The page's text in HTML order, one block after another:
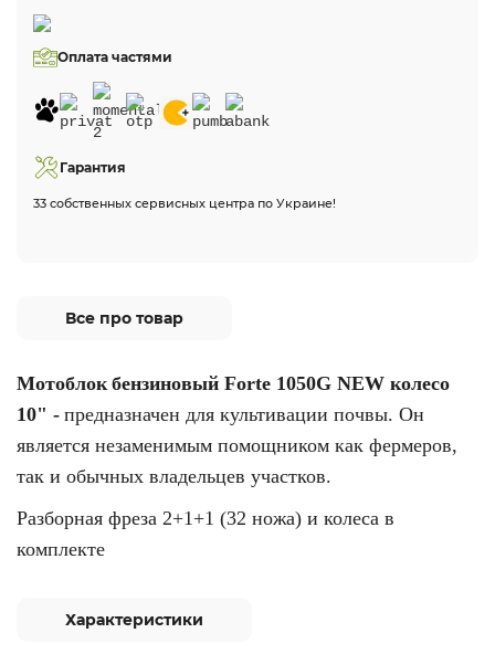
Оплата частями
Гарантия
33 собственных сервисных центра по Украине!
Все про товар
Мотоблок бензиновый Forte 1050G NEW колесо
10" - предназначен для культивации почвы. Он
является незаменимым помощником как фермеров,
так и обычных владельцев участков.
Разборная фреза 2+1+1 (32 ножа) и колеса в
комплекте
Характеристики